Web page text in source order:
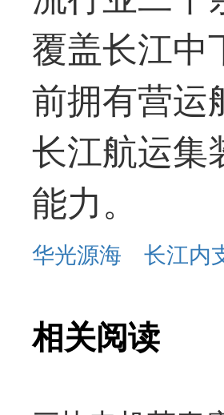
覆盖长江中
前拥有营运
长江航运集
能力。
华光源海 长江内
相关阅读